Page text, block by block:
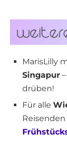
MarisLilly
Singapur
drüben!
Für alle